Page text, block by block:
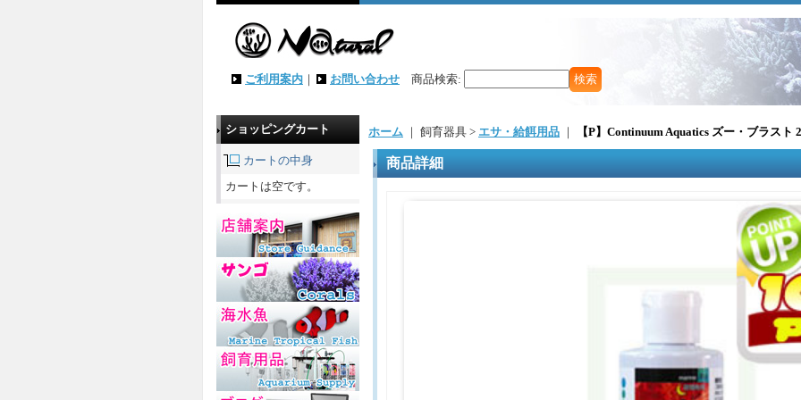
ご利用案内 ｜ お問い合わせ 商品検索:
ショッピングカート
カートの中身
カートは空です。
ホーム ｜ 飼育器具 > エサ・給餌用品 ｜ 【P】Continuum Aquatics ズー・ブラスト
商品詳細